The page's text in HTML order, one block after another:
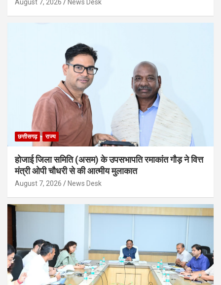
August 7, 2026 News Desk
छत्तीसगढ़ राज्य
होजाई जिला समिति (असम) के उपसभापति रमाकांत गौड़ ने वित्त
मंत्री ओपी चौधरी से की आत्मीय मुलाकात
August 7, 2026 News Desk